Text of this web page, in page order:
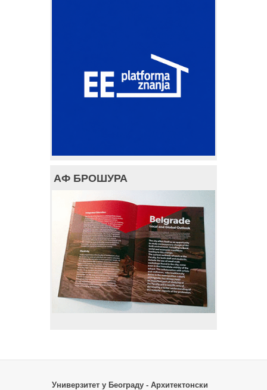
АФ БРОШУРА
Универзитет у Београду - Архитектонски